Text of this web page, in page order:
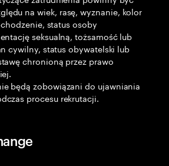
na wiek, rasę, wyznanie, kolor
status osoby
seksualną, tożsamość lub
cywilny, status obywatelski lub
chronioną przez prawo
będą zobowiązani do ujawniania
procesu rekrutacji.